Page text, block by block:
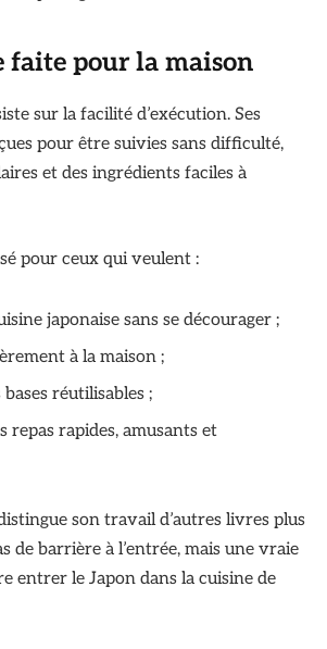
faite pour la maison
sur la facilité d’exécution. Ses
pour être suivies sans difficulté,
et des ingrédients faciles à
pour ceux qui veulent :
japonaise sans se décourager ;
à la maison ;
réutilisables ;
repas rapides, amusants et
son travail d’autres livres plus
de barrière à l’entrée, mais une vraie
entrer le Japon dans la cuisine de